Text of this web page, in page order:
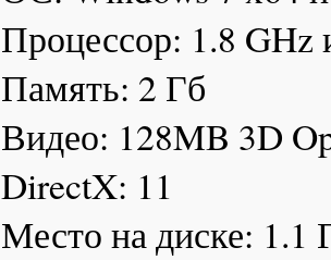
Процессор: 1.8 GHz
Память: 2 Гб
Видео: 128MB 3D
DirectX: 11
Место на диске: 1.1